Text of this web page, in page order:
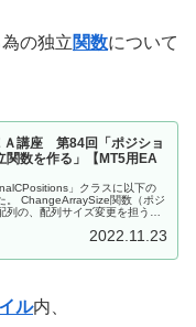
の独立関数について
Ａ講座 第84回「ポジショ
関数を作る」【MT5用EA
」クラスに以下の
。 ChangeArraySize関数（ポジ
列の、配列サイズ変更を担うア
2022.11.23
ル内、